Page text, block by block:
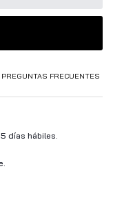
PREGUNTAS FRECUENTES
días hábiles.